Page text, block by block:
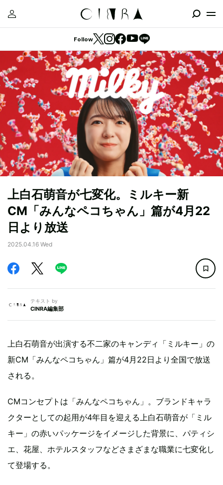
Follow
上白石萌音が七変化。ミルキー新
CM「みんなペコちゃん」篇が4月22
日より放送
2025.04.16 Wed
テキスト by
CINRA編集部
上白石萌音が出演する不二家のキャンディ「ミルキー」の
新CM「みんなペコちゃん」篇が4月22日より全国で放送
される。
CMコンセプトは「みんなペコちゃん」。ブランドキャラ
クターとしての起用が4年目を迎える上白石萌音が「ミル
キー」の赤いパッケージをイメージした背景に、パティシ
エ、花屋、ホテルスタッフなどさまざまな職業に七変化し
て登場する。